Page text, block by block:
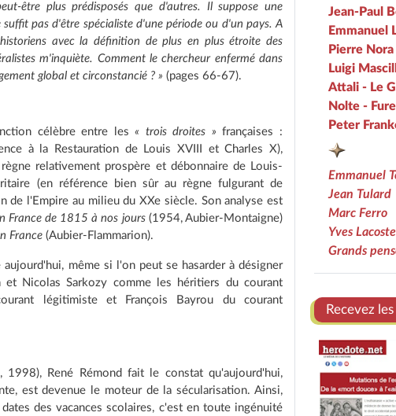
être plus prédisposés que d'autres. Il suppose une
pas d'être spécialiste d'une période ou d'un pays. A
avec la définition de plus en plus étroite des
m'inquiète. Comment le chercheur enfermé dans
global et circonstancié ? » (pages 66-67).
célèbre entre les« trois droites » françaises :
à la Restauration de Louis XVIII et Charles X),
relativement prospère et débonnaire de Louis-
(en référence bien sûr au règne fulgurant de
de l'Empire au milieu du XXe siècle. Son analyse est
France de 1815 à nos jours(1954, Aubier-Montaigne)
France (Aubier-Flammarion).
même si l'on peut se hasarder à désigner
et Nicolas Sarkozy comme les héritiers du courant
légitimiste et François Bayrou du courant
1998), René Rémond fait le constat qu'aujourd'hui,
est devenue le moteur de la sécularisation. Ainsi,
des vacances scolaires, c'est en toute ingénuité
Jean-Paul
Emmanuel
Pierre
Luigi
Attali - Le
Nolte -
Peter
Emmanuel
Jean Tulard
Marc Ferro
Yves Lacoste
Grands
Recevez